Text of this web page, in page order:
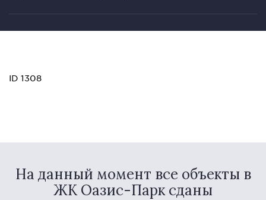
ID 1308
На данный момент все объекты в
ЖК Оазис-Парк сданы